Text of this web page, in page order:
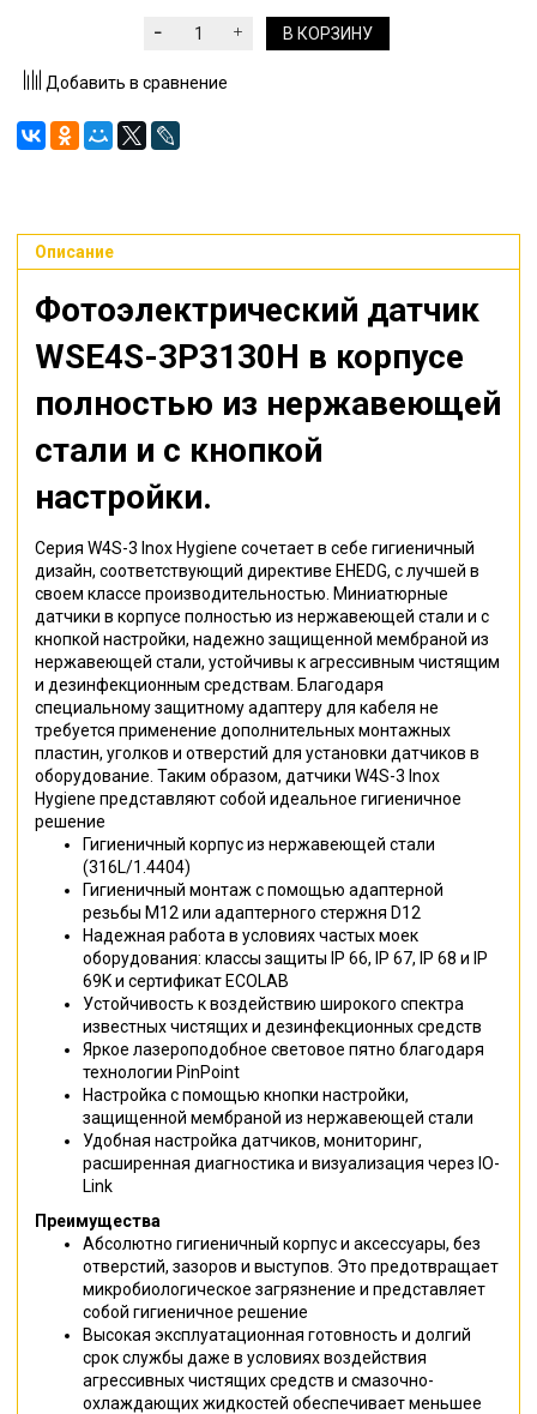
В КОРЗИНУ
Добавить в сравнение
Описание
Фотоэлектрический датчик
WSE4S-3P3130H в корпусе
полностью из нержавеющей
стали и с кнопкой
настройки.
Серия W4S-3 Inox Hygiene сочетает в себе гигиеничный
дизайн, соответствующий директиве EHEDG, с лучшей в
своем классе производительностью. Миниатюрные
датчики в корпусе полностью из нержавеющей стали и с
кнопкой настройки, надежно защищенной мембраной из
нержавеющей стали, устойчивы к агрессивным чистящим
и дезинфекционным средствам. Благодаря
специальному защитному адаптеру для кабеля не
требуется применение дополнительных монтажных
пластин, уголков и отверстий для установки датчиков в
оборудование. Таким образом, датчики W4S-3 Inox
Hygiene представляют собой идеальное гигиеничное
решение
Гигиеничный корпус из нержавеющей стали
(316L/1.4404)
Гигиеничный монтаж с помощью адаптерной
резьбы M12 или адаптерного стержня D12
Надежная работа в условиях частых моек
оборудования: классы защиты IP 66, IP 67, IP 68 и IP
69K и сертификат ECOLAB
Устойчивость к воздействию широкого спектра
известных чистящих и дезинфекционных средств
Яркое лазероподобное световое пятно благодаря
технологии PinPoint
Настройка с помощью кнопки настройки,
защищенной мембраной из нержавеющей стали
Удобная настройка датчиков, мониторинг,
расширенная диагностика и визуализация через IO-
Link
Преимущества
Абсолютно гигиеничный корпус и аксессуары, без
отверстий, зазоров и выступов. Это предотвращает
микробиологическое загрязнение и представляет
собой гигиеничное решение
Высокая эксплуатационная готовность и долгий
срок службы даже в условиях воздействия
агрессивных чистящих средств и смазочно-
охлаждающих жидкостей обеспечивает меньшее